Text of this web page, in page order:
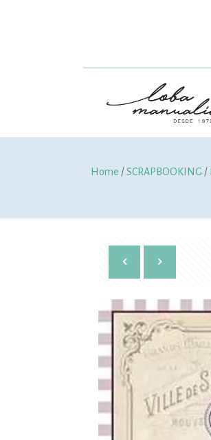
Home /SCRAPBOOKING /